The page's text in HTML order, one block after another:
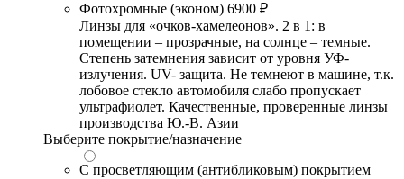
Фотохромные (эконом) 6900 ₽
Линзы для «очков-хамелеонов». 2 в 1: в
помещении – прозрачные, на солнце – темные.
Степень затемнения зависит от уровня УФ-
излучения. UV- защита. Не темнеют в машине, т.к.
лобовое стекло автомобиля слабо пропускает
ультрафиолет. Качественные, проверенные линзы
производства Ю.-В. Азии
Выберите покрытие/назначение
С просветляющим (антибликовым) покрытием